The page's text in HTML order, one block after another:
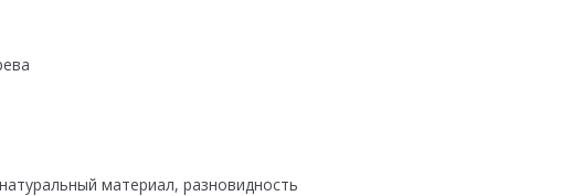
материал, разновидность